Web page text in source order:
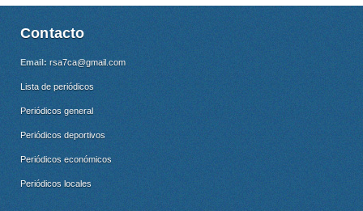
Contacto
Email: rsa7ca@gmail.com
Lista de periódicos
Periódicos general
Periódicos deportivos
Periódicos económicos
Periódicos locales